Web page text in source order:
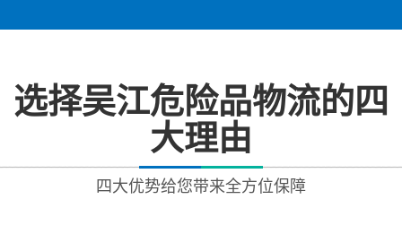
选择吴江危险品物流的四
大理由
四大优势给您带来全方位保障